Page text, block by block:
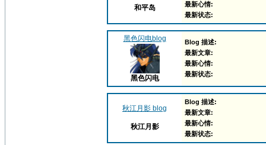
和平岛
最新心情:
最新状态:
黑色闪电blog
黑色闪电
Blog 描述:
最新文章:
最新心情:
最新状态:
秋江月影 blog
秋江月影
Blog 描述:
最新文章:
最新心情:
最新状态: